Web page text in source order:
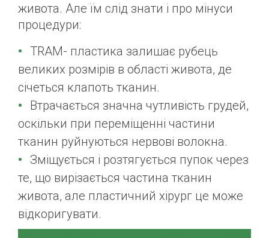
живота. Але їм слід знати і про мінуси
процедури:
TRAM- пластика залишає рубець
великих розмірів в області живота, де
січеться клапоть тканин.
Втрачається значна чутливість грудей,
оскільки при переміщенні частини
тканин руйнуються нервові волокна.
Зміщується і розтягується пупок через
те, що вирізається частина тканин
живота, але пластичний хірург це може
відкоригувати.